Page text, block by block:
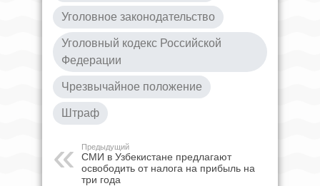
Уголовное законодательство
Уголовный кодекс Российской
Федерации
Чрезвычайное положение
Штраф
Предыдущий
СМИ в Узбекистане предлагают
освободить от налога на прибыль на
три года